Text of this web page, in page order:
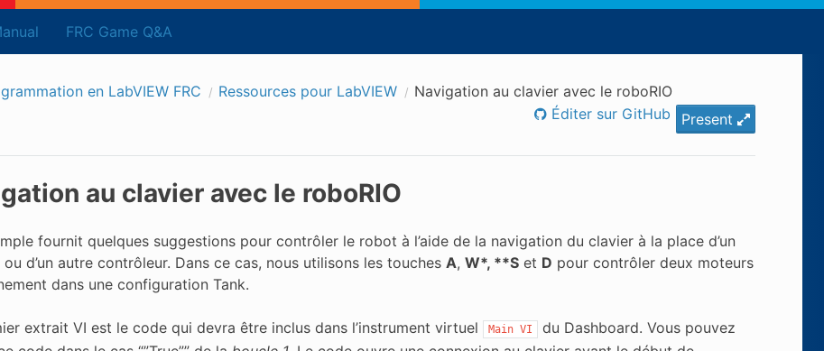
FRC Game Q&A
en LabVIEW FRC Ressources pour LabVIEW
Navigation au clavier avec le roboRIO
Present
Éditer sur GitHub
au clavier avec le roboRIO
fournit quelques suggestions pour contrôler le robot à l’aide de la navigation du clavier à la place d’un
d’un autre contrôleur. Dans ce cas, nous utilisons les touches A, W*, **Set D pour contrôler deux moteurs
dans une configuration Tank.
extrait VI est le code qui devra être inclus dans l’instrument virtuel Main VI
du Dashboard. Vous pouvez